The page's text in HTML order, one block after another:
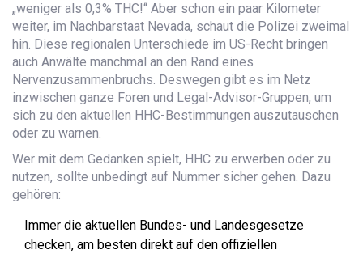
„weniger als 0,3% THC!“ Aber schon ein paar Kilometer
weiter, im Nachbarstaat Nevada, schaut die Polizei zweimal
hin. Diese regionalen Unterschiede im US-Recht bringen
auch Anwälte manchmal an den Rand eines
Nervenzusammenbruchs. Deswegen gibt es im Netz
inzwischen ganze Foren und Legal-Advisor-Gruppen, um
sich zu den aktuellen HHC-Bestimmungen auszutauschen
oder zu warnen.
Wer mit dem Gedanken spielt, HHC zu erwerben oder zu
nutzen, sollte unbedingt auf Nummer sicher gehen. Dazu
gehören:
Immer die aktuellen Bundes- und Landesgesetze
checken, am besten direkt auf den offiziellen